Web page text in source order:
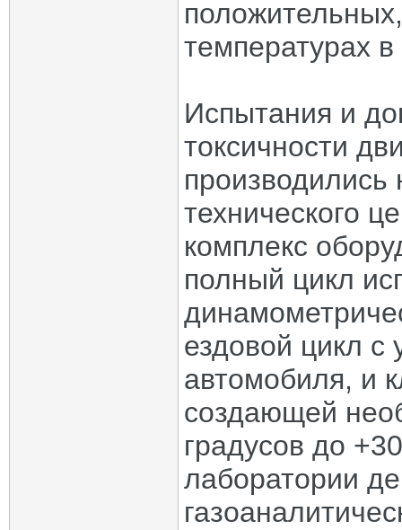
температурах
Испытания и
токсичности
производились
технического
комплекс
полный цикл
ездовой цикл с
автомобиля, и
создающей
градусов до
лаборатории